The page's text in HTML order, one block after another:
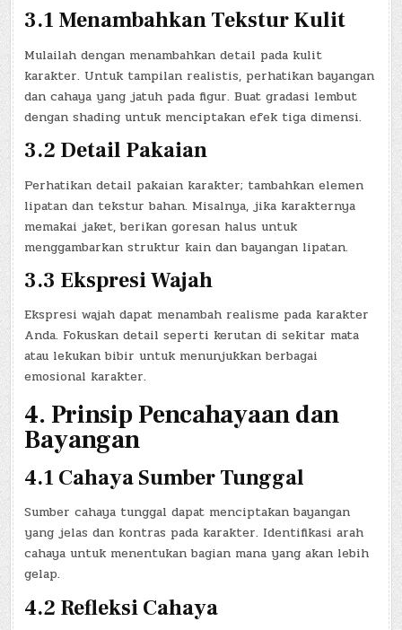
3.1 Menambahkan Tekstur Kulit
Mulailah dengan menambahkan detail pada kulit
karakter. Untuk tampilan realistis, perhatikan bayangan
dan cahaya yang jatuh pada figur. Buat gradasi lembut
dengan shading untuk menciptakan efek tiga dimensi.
3.2 Detail Pakaian
Perhatikan detail pakaian karakter; tambahkan elemen
lipatan dan tekstur bahan. Misalnya, jika karakternya
memakai jaket, berikan goresan halus untuk
menggambarkan struktur kain dan bayangan lipatan.
3.3 Ekspresi Wajah
Ekspresi wajah dapat menambah realisme pada karakter
Anda. Fokuskan detail seperti kerutan di sekitar mata
atau lekukan bibir untuk menunjukkan berbagai
emosional karakter.
4. Prinsip Pencahayaan dan
Bayangan
4.1 Cahaya Sumber Tunggal
Sumber cahaya tunggal dapat menciptakan bayangan
yang jelas dan kontras pada karakter. Identifikasi arah
cahaya untuk menentukan bagian mana yang akan lebih
gelap.
4.2 Refleksi Cahaya